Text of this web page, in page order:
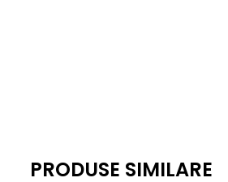
PRODUSE SIMILARE